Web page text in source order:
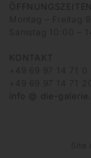
ÖFFNUNGSZEITEN
Montag – Freitag
Samstag 10:00 –
KONTAKT
+49 69 97 14 71 0
+49 69 97 14 71 20
info @ die-